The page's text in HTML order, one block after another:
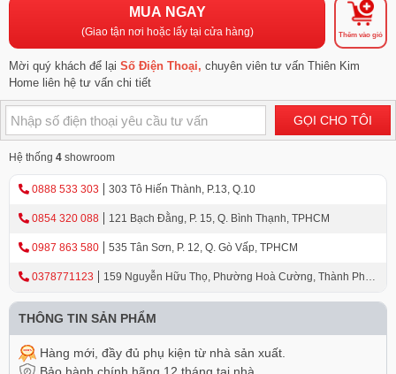
MUA NGAY
(Giao tận nơi hoặc lấy tại cửa hàng) Thêm vào giỏ
Mời quý khách để lại Số Điện Thoại, chuyên viên tư vấn Thiên Kim
Home liên hệ tư vấn chi tiết
GỌI CHO TÔI
Hệ thống 4 showroom
0888 533 303 303 Tô Hiến Thành, P.13, Q.10
0854 320 088 121 Bạch Đằng, P. 15, Q. Bình Thạnh, TPHCM
0987 863 580 535 Tân Sơn, P. 12, Q. Gò Vấp, TPHCM
0378771123
159 Nguyễn Hữu Thọ, Phường Hoà Cường, Thành Phố
THÔNG TIN SẢN PHẨM
Hàng mới, đầy đủ phụ kiện từ nhà sản xuất.